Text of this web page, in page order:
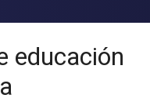
educación